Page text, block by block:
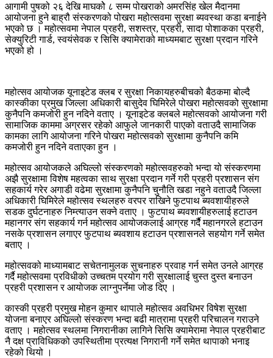
आगामी पुषको २६ देखि माघकोे ८ सम्म पोखराको अमरसिंह खेल मैदानमा
आयोजना हुने बाह्रौ संस्करणको पोखरा महोत्सवमा सुरक्षा ब्यवस्था कडा बनाईने
भएको छ । महोत्सवमा नेपाल प्रहरी, सशस्त्र, प्रहरी, सादा पोशाकका प्रहरी,
सेक्युरिटी गार्ड, स्वयंसेवक र सिसि क्यामेराको माध्यमबाट सुरक्षा प्रदान गरिने
भएको हो ।
महोत्सव आयोजक यूनाइटेड क्लब र सुरक्षा निकायहरुबीचको बैठकमा बोल्दै
कास्कीका प्रमुख जिल्ला अधिकारी बासुदेव घिमिरेले पोखरा महोत्सवको सुरक्षामा
कुनैपनि कमजोरी हुन नदिने वताए । यूनाइटेड क्लबले महोत्सवको आयोजना गरी
सामाजिक काममा अग्रसर रहेको आफुले जानकारी पाएको वताउदै सामाजिक
कामका लागि आयोजना गरिने पोखरा महोत्सवको सुरक्षामा कुनैपनि कमि
कमजोरी हुन नदिने वताएका हुन ।
महोत्सव आयोजकले अघिल्लो संस्करणको महोत्सवहरुको भन्दा यो संस्करणमा
अझै सुरक्षामा विशेष महत्वका साथ सुरक्षा प्रदान गर्ने गरी प्रहरी प्रशासन संग
सहकार्य गरेर अगाडी वढेमा सुरक्षामा कुनैपनि चुनौति खडा नहुने वताउदै जिल्ला
अधिकारी घिमिरेले महोत्सव स्थलहरु वरपर राखिने फुटपाथ ब्यवशायीहरुले
सडक दुर्घटनाहरु निम्त्याउन सक्ने वताए । फुटपाथ ब्यवशायीहरुलाई हटाउन
महानगर संग सहकार्य गर्न महोत्सव आयोजकलाई आग्रह गर्दैै महानगरले हटाउन
नसके प्रशासन लगाएर फुटपाथ ब्यवशाय हटाउन प्रशासनले सहयोग गर्ने समेत
बताए ।
महोत्सवको माध्यामबाट सचेतनामुलक सुचनाहरु प्रवाह गर्न समेत उनले आग्रह
गर्दै महोत्सवमा प्रविधीको उच्चतम प्रयोग गरी सुरक्षालाई चुस्त दुस्त बनाउन
प्रहरी प्रशासन र आयोजक लाग्नुपर्नेमा जोड दिए ।
कास्की प्रहरी प्रमुख मोहन कुमार थापाले महोत्सव अवधिभर विषेश सुरक्षा
योजना बनाएर अघिल्लो संस्करण भन्दा बढी मात्रामा प्रहरी परिचालन गराउने
वताए । महोत्सव स्थलमा निगरानीका लागिने सिसि क्यामेरामा नेपाल प्रहरीबाट
नै दक्ष प्राविधिकको उपस्थितीमा प्रत्यक्ष निगरानी गर्ने समेत थापाको भनाइ
रहेको थियो ।